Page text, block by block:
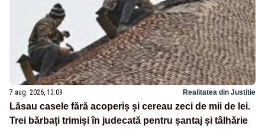
7 aug. 2026, 13:09 Realitatea din Justitie
Lăsau casele fără acoperiș și cereau zeci de mii de lei.
Trei bărbați trimiși în judecată pentru șantaj și tâlhărie